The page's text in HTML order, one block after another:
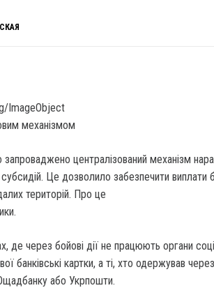
ImageObject
запроваджено централізований механізм
Це дозволило забезпечити виплати
територій. Про це
де через бойові дії не працюють органи
банківські картки, а ті, хто одержував
або Укрпошти.